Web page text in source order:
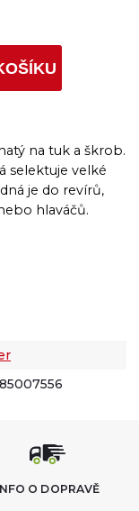
na tuk a škrob.
selektuje velké
je do revírů,
hlaváčů.
O DOPRAVĚ